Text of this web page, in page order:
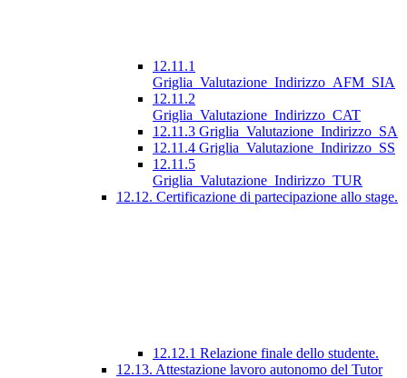
12.11.1
Griglia_Valutazione_Indirizzo_AFM_SIA
12.11.2
Griglia_Valutazione_Indirizzo_CAT
12.11.3 Griglia_Valutazione_Indirizzo_SA
12.11.4 Griglia_Valutazione_Indirizzo_SS
12.11.5
Griglia_Valutazione_Indirizzo_TUR
12.12. Certificazione di partecipazione allo stage.
12.12.1 Relazione finale dello studente.
12.13. Attestazione lavoro autonomo del Tutor